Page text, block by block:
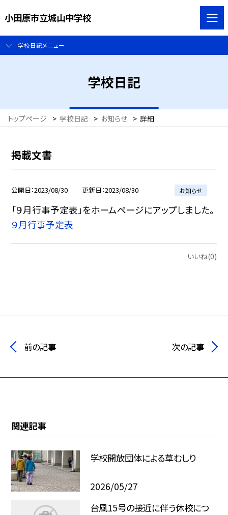
小田原市立城山中学校
学校日記メニュー
学校日記
トップページ > 学校日記 > お知らせ > 詳細
掲載文書
公開日 2023/08/30 更新日 2023/08/30 お知らせ
「９月行事予定表」をホームページにアップしました。
９月行事予定表
いいね(0)
前の記事 次の記事
関連記事
学校開放団体による草むしり
2026/05/27
台風15号の接近に伴う休校につ